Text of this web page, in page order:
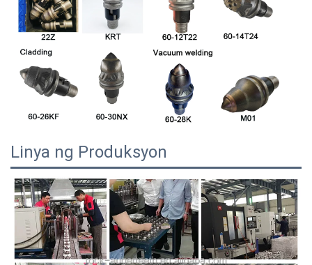
Linya ng Produksyon